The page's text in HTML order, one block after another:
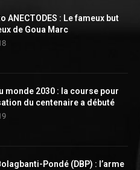
ANECTODES : Le fameux but
de Goua Marc
monde 2030 : la course pour
du centenaire a débuté
Pondé (DBP) : l’arme